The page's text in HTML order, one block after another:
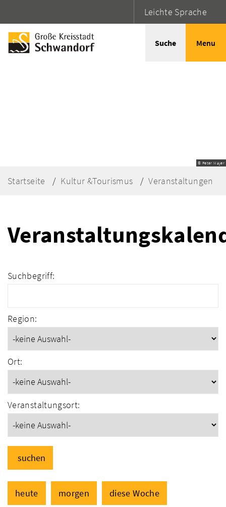
Leichte Sprache
Suche Menu
© Peter Mayer
Startseite Kultur &Tourismus Veranstaltungen
Suchbegriff:
Region:
Ort:
Veranstaltungsort:
suchen
heute morgen diese Woche